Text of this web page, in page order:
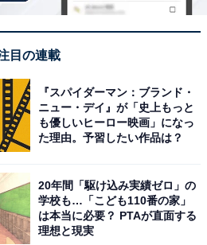
ています。
知識が豊富そうに思えた（50
識と教養を身につけていると
）」などの声が聞かれました。
ランキング結果
目の連載
『スパイダーマン：ブランド・
ニュー・デイ』が「史上もっと
も優しいヒーロー映画」になっ
た理由。予習したい作品は？
20年間「駆け込み実績ゼロ」の
学校も…「こども110番の家」
は本当に必要？ PTAが直面する
理想と現実